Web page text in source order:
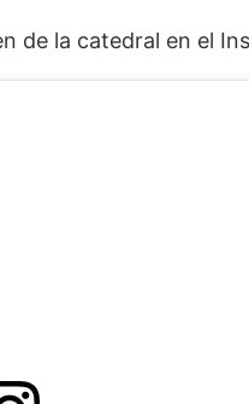
de la catedral en el